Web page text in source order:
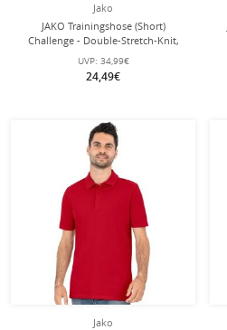
Jako
JAKO Trainingshose (Short)
Challenge - Double-Stretch-Knit,
Seitentaschen mit Reissverschluss -
schwarz/gelb Herren
UVP: 34,99€
24,49€
Jako